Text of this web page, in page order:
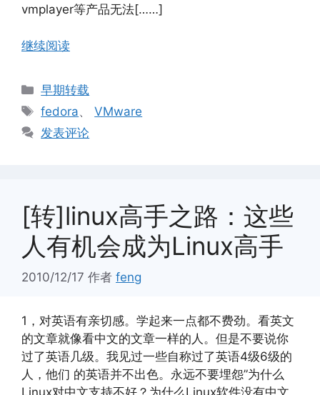
vmplayer等产品无法[……]
继续阅读
分
类
早期转载
标
签
fedora、VMware
发表评论
[转]linux高手之路：这些
人有机会成为Linux高手
2010/12/17 作者 feng
1，对英语有亲切感。学起来一点都不费劲。看英文
的文章就像看中文的文章一样的人。但是不要说你
过了英语几级。我见过一些自称过了英语4级6级的
人，他们 的英语并不出色。永远不要埋怨”为什么